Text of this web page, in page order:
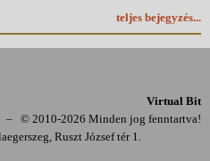
teljes bejegyzés...
Virtual Bit
– © 2010-2026 Minden jog fenntartva!
Ruszt József tér 1.